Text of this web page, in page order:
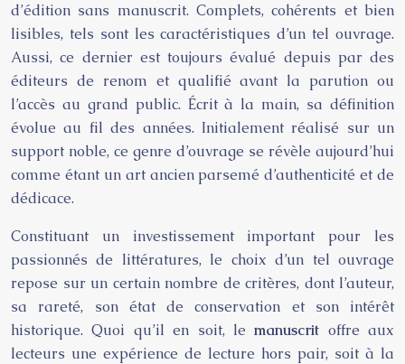
d’édition sans manuscrit. Complets, cohérents et bien
lisibles, tels sont les caractéristiques d’un tel ouvrage.
Aussi, ce dernier est toujours évalué depuis par des
éditeurs de renom et qualifié avant la parution ou
l’accès au grand public. Écrit à la main, sa définition
évolue au fil des années. Initialement réalisé sur un
support noble, ce genre d’ouvrage se révèle aujourd’hui
comme étant un art ancien parsemé d’authenticité et de
dédicace.
Constituant un investissement important pour les
passionnés de littératures, le choix d’un tel ouvrage
repose sur un certain nombre de critères, dont l’auteur,
sa rareté, son état de conservation et son intérêt
historique. Quoi qu’il en soit, lemanuscrit offre aux
lecteurs une expérience de lecture hors pair, soit à la